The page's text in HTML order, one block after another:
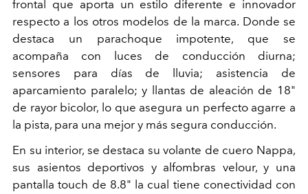
frontal que aporta un estilo diferente e innovador
respecto a los otros modelos de la marca. Donde se
destaca un parachoque impotente, que se
acompaña con luces de conducción diurna;
sensores para días de lluvia; asistencia de
aparcamiento paralelo; y llantas de aleación de 18"
de rayor bicolor, lo que asegura un perfecto agarre a
la pista, para una mejor y más segura conducción.
En su interior, se destaca su volante de cuero Nappa,
sus asientos deportivos y alfombras velour, y una
pantalla touch de 8.8" la cual tiene conectividad con